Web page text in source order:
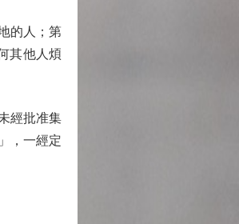
的人；第
其他人煩
經批准集
，一經定